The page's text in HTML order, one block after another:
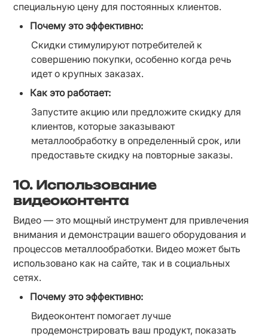
специальную цену для постоянных клиентов.
Почему это эффективно:
Скидки стимулируют потребителей к
совершению покупки, особенно когда речь
идет о крупных заказах.
Как это работает:
Запустите акцию или предложите скидку для
клиентов, которые заказывают
металлообработку в определенный срок, или
предоставьте скидку на повторные заказы.
10. Использование
видеоконтента
Видео — это мощный инструмент для привлечения
внимания и демонстрации вашего оборудования и
процессов металлообработки. Видео может быть
использовано как на сайте, так и в социальных
сетях.
Почему это эффективно:
Видеоконтент помогает лучше
продемонстрировать ваш продукт, показать